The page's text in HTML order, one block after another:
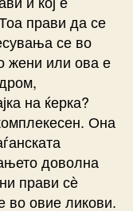
прави да се
се во
жени или ова е
на ќерка?
Она
доволна
прави сѐ
во овие ликови.